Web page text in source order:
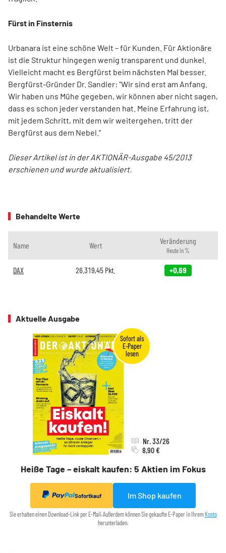
Fürst in Finsternis
Urbanara ist eine schöne Welt – für Kunden. Für Aktionäre
ist die Struktur hingegen wenig transparent und dunkel.
Vielleicht macht es Bergfürst beim nächsten Mal besser.
Bergfürst-Gründer Dr. Sandler: "Wir sind erst am Anfang.
Wir haben uns Mühe gegeben, wir können aber nicht sagen,
dass es schon jeder verstanden hat. Meine Erfahrung ist,
mit jedem Schritt, mit dem wir weitergehen, tritt der
Bergfürst aus dem Nebel.“
Dieser Artikel ist in der AKTIONÄR-Ausgabe 45/2013
erschienen und wurde aktualisiert.
Behandelte Werte
Name Wert Veränderung
Heute in %
DAX 26.319,45 Pkt. +0,69
Aktuelle Ausgabe
Heiße Tage – eiskalt kaufen: 5 Aktien im Fokus
Nr. 33/26
8,90 €
Sofortkauf Im Shop kaufen
Sie erhalten einen Download-Link per E-Mail. Außerdem können Sie gekaufte E-Paper in Ihrem Konto
herunterladen.